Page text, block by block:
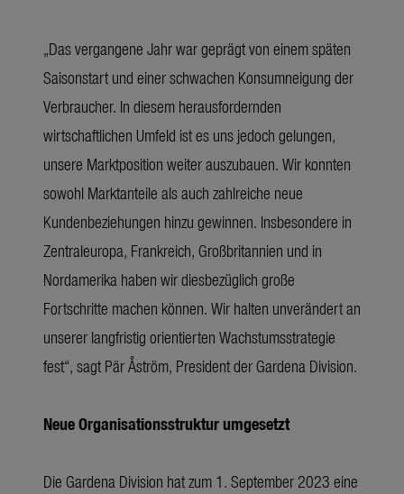
„Das vergangene Jahr war geprägt von einem späten
Saisonstart und einer schwachen Konsumneigung der
Verbraucher. In diesem herausfordernden
wirtschaftlichen Umfeld ist es uns jedoch gelungen,
unsere Marktposition weiter auszubauen. Wir konnten
sowohl Marktanteile als auch zahlreiche neue
Kundenbeziehungen hinzu gewinnen. Insbesondere in
Zentraleuropa, Frankreich, Großbritannien und in
Nordamerika haben wir diesbezüglich große
Fortschritte machen können. Wir halten unverändert an
unserer langfristig orientierten Wachstumsstrategie
fest“, sagt Pär Åström, President der Gardena Division.
Neue Organisationsstruktur umgesetzt
Die Gardena Division hat zum 1. September 2023 eine